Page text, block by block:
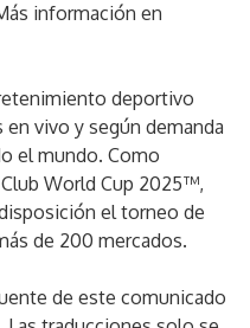
información en
deportivo
vivo y según demanda
el mundo. Como
World Cup 2025™,
el torneo de
de 200 mercados.
de este comunicado